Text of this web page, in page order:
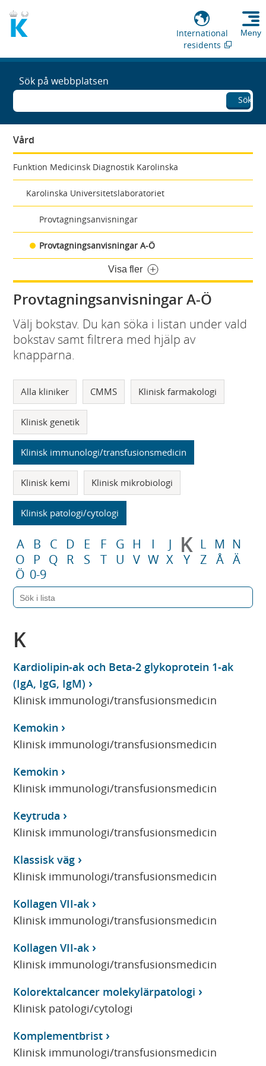
International
residents
Meny
Sök på webbplatsen
Sök
Vård
Funktion Medicinsk Diagnostik Karolinska
Karolinska Universitetslaboratoriet
Provtagningsanvisningar
Provtagningsanvisningar A-Ö
Visa fler
Provtagningsanvisningar A-Ö
Välj bokstav. Du kan söka i listan under vald
bokstav samt filtrera med hjälp av
knapparna.
Alla kliniker CMMS Klinisk farmakologi
Klinisk genetik
Klinisk immunologi/transfusionsmedicin
Klinisk kemi Klinisk mikrobiologi
Klinisk patologi/cytologi
A B C D E F G H I J K L M N
O
P Q R S T U V W X Y Z Å Ä
Ö 0-9
K
Kardiolipin-ak och Beta-2 glykoprotein 1-ak
(IgA, IgG, IgM)
Klinisk immunologi/transfusionsmedicin
Kemokin
Klinisk immunologi/transfusionsmedicin
Kemokin
Klinisk immunologi/transfusionsmedicin
Keytruda
Klinisk immunologi/transfusionsmedicin
Klassisk väg
Klinisk immunologi/transfusionsmedicin
Kollagen VII-ak
Klinisk immunologi/transfusionsmedicin
Kollagen VII-ak
Klinisk immunologi/transfusionsmedicin
Kolorektalcancer molekylärpatologi
Klinisk patologi/cytologi
Komplementbrist
Klinisk immunologi/transfusionsmedicin